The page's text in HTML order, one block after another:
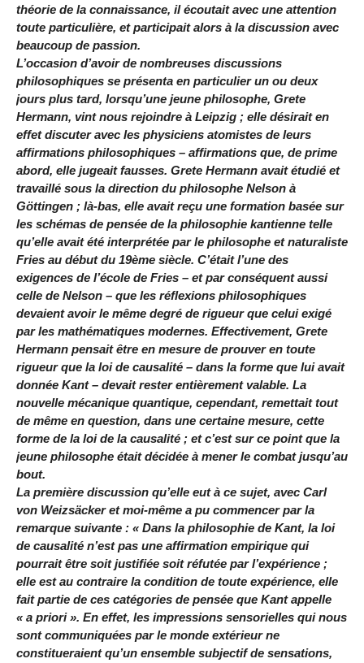
théorie de la connaissance, il écoutait avec une attention
toute particulière, et participait alors à la discussion avec
beaucoup de passion.
L’occasion d’avoir de nombreuses discussions
philosophiques se présenta en particulier un ou deux
jours plus tard, lorsqu’une jeune philosophe, Grete
Hermann, vint nous rejoindre à Leipzig ; elle désirait en
effet discuter avec les physiciens atomistes de leurs
affirmations philosophiques – affirmations que, de prime
abord, elle jugeait fausses. Grete Hermann avait étudié et
travaillé sous la direction du philosophe Nelson à
Göttingen ; là-bas, elle avait reçu une formation basée sur
les schémas de pensée de la philosophie kantienne telle
qu’elle avait été interprétée par le philosophe et naturaliste
Fries au début du 19ème siècle. C’était l’une des
exigences de l’école de Fries – et par conséquent aussi
celle de Nelson – que les réflexions philosophiques
devaient avoir le même degré de rigueur que celui exigé
par les mathématiques modernes. Effectivement, Grete
Hermann pensait être en mesure de prouver en toute
rigueur que la loi de causalité – dans la forme que lui avait
donnée Kant – devait rester entièrement valable. La
nouvelle mécanique quantique, cependant, remettait tout
de même en question, dans une certaine mesure, cette
forme de la loi de la causalité ; et c’est sur ce point que la
jeune philosophe était décidée à mener le combat jusqu’au
bout.
La première discussion qu’elle eut à ce sujet, avec Carl
von Weizsäcker et moi-même a pu commencer par la
remarque suivante : « Dans la philosophie de Kant, la loi
de causalité n’est pas une affirmation empirique qui
pourrait être soit justifiée soit réfutée par l’expérience ;
elle est au contraire la condition de toute expérience, elle
fait partie de ces catégories de pensée que Kant appelle
« a priori ». En effet, les impressions sensorielles qui nous
sont communiquées par le monde extérieur ne
constitueraient qu’un ensemble subjectif de sensations,